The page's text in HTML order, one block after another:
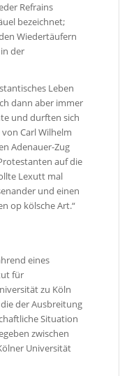
Refrains
bezeichnet;
Wiedertäufern
der
Leben
dann aber immer
und durften sich
Carl Wilhelm
Adenauer-Zug
auf die
Lexutt mal
und einen
op kölsche Art.“
eines
für
zu Köln
der Ausbreitung
Situation
zwischen
Universität